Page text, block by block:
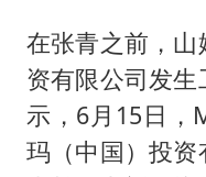
在张青之前，
资有限公司发
示，6月15日，
玛（中国）投